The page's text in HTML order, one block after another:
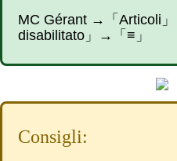
MC Gérant → 「Articoli」
disabilitato」
→ 「 ≡ 」
Consigli: